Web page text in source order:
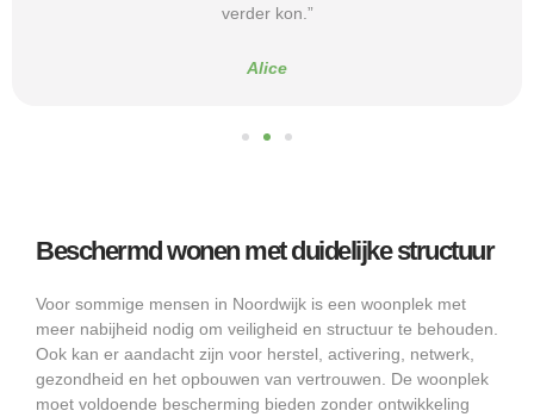
verder kon.”
Alice
Beschermd wonen met duidelijke structuur
Voor sommige mensen in Noordwijk is een woonplek met
meer nabijheid nodig om veiligheid en structuur te behouden.
Ook kan er aandacht zijn voor herstel, activering, netwerk,
gezondheid en het opbouwen van vertrouwen. De woonplek
moet voldoende bescherming bieden zonder ontwikkeling